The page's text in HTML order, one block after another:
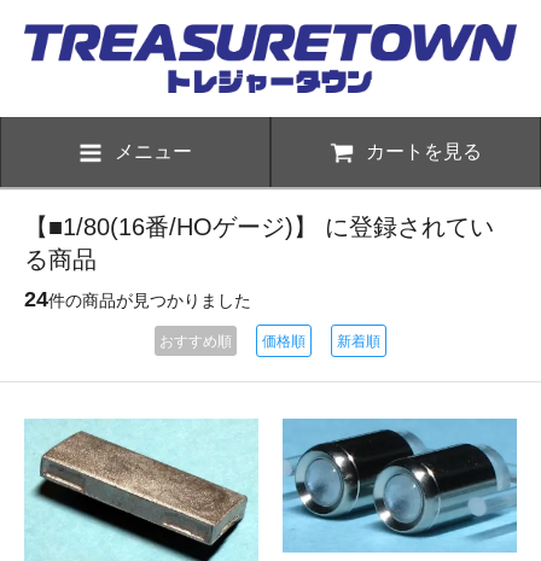
メニュー カートを見る
【■1/80(16番/HOゲージ)】 に登録されてい
る商品
24件の商品が見つかりました
おすすめ順 価格順 新着順